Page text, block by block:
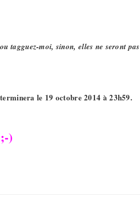
tagguez-moi, sinon, elles ne seront pas
le 19 octobre 2014 à 23h59.
)